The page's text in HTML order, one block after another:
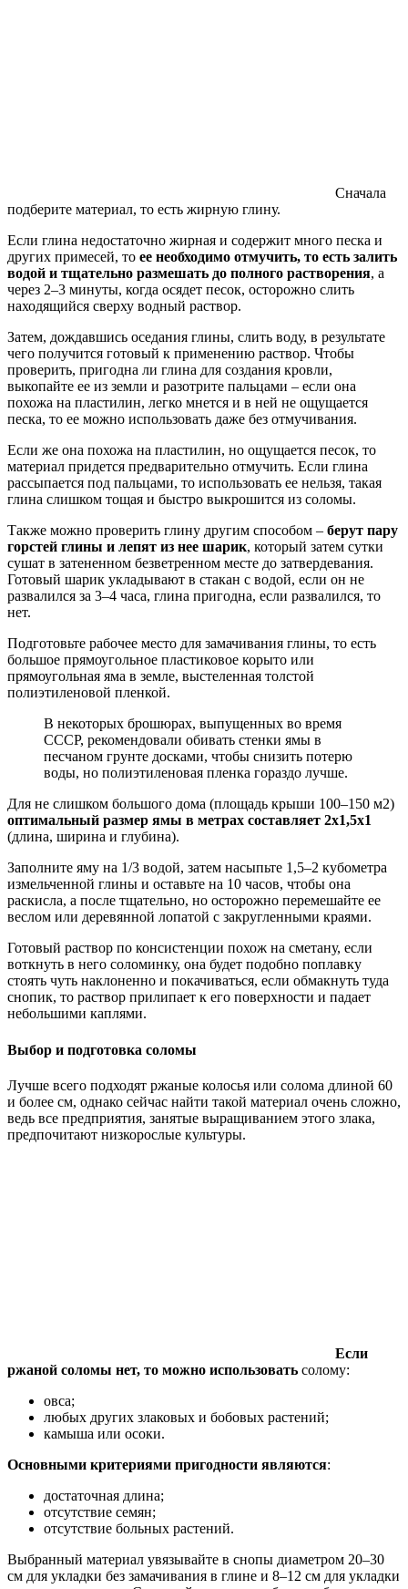
Сначала
подберите материал, то есть жирную глину.
Если глина недостаточно жирная и содержит много песка и
других примесей, то ее необходимо отмучить, то есть залить
водой и тщательно размешать до полного растворения, а
через 2–3 минуты, когда осядет песок, осторожно слить
находящийся сверху водный раствор.
Затем, дождавшись оседания глины, слить воду, в результате
чего получится готовый к применению раствор. Чтобы
проверить, пригодна ли глина для создания кровли,
выкопайте ее из земли и разотрите пальцами – если она
похожа на пластилин, легко мнется и в ней не ощущается
песка, то ее можно использовать даже без отмучивания.
Если же она похожа на пластилин, но ощущается песок, то
материал придется предварительно отмучить. Если глина
рассыпается под пальцами, то использовать ее нельзя, такая
глина слишком тощая и быстро выкрошится из соломы.
Также можно проверить глину другим способом – берут пару
горстей глины и лепят из нее шарик, который затем сутки
сушат в затененном безветренном месте до затвердевания.
Готовый шарик укладывают в стакан с водой, если он не
развалился за 3–4 часа, глина пригодна, если развалился, то
нет.
Подготовьте рабочее место для замачивания глины, то есть
большое прямоугольное пластиковое корыто или
прямоугольная яма в земле, выстеленная толстой
полиэтиленовой пленкой.
В некоторых брошюрах, выпущенных во время
СССР, рекомендовали обивать стенки ямы в
песчаном грунте досками, чтобы снизить потерю
воды, но полиэтиленовая пленка гораздо лучше.
Для не слишком большого дома (площадь крыши 100–150 м2)
оптимальный размер ямы в метрах составляет 2х1,5х1
(длина, ширина и глубина).
Заполните яму на 1/3 водой, затем насыпьте 1,5–2 кубометра
измельченной глины и оставьте на 10 часов, чтобы она
раскисла, а после тщательно, но осторожно перемешайте ее
веслом или деревянной лопатой с закругленными краями.
Готовый раствор по консистенции похож на сметану, если
воткнуть в него соломинку, она будет подобно поплавку
стоять чуть наклоненно и покачиваться, если обмакнуть туда
снопик, то раствор прилипает к его поверхности и падает
небольшими каплями.
Выбор и подготовка соломы
Лучше всего подходят ржаные колосья или солома длиной 60
и более см, однако сейчас найти такой материал очень сложно,
ведь все предприятия, занятые выращиванием этого злака,
предпочитают низкорослые культуры.
Если
ржаной соломы нет, то можно использовать солому:
овса;
любых других злаковых и бобовых растений;
камыша или осоки.
Основными критериями пригодности являются:
достаточная длина;
отсутствие семян;
отсутствие больных растений.
Выбранный материал увязывайте в снопы диаметром 20–30
см для укладки без замачивания в глине и 8–12 см для укладки